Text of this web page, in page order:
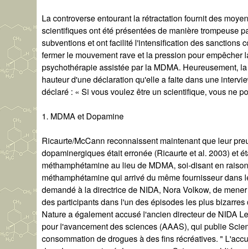
La controverse entourant la rétractation fournit des
scientifiques ont été présentées de manière trompeuse
subventions et ont facilité l'intensification des sanctions
fermer le mouvement rave et la pression pour
psychothérapie assistée par la MDMA. Heureusement,
hauteur d'une déclaration qu'elle a faite dans une
déclaré : « Si vous voulez être un scientifique, vous ne
1. MDMA et Dopamine
Ricaurte/McCann reconnaissent maintenant que leur
dopaminergiques était erronée (Ricaurte et al. 2003) et
méthamphétamine au lieu de MDMA, soi-disant en
méthamphétamine qui arrivé du même fournisseur
demandé à la directrice de NIDA, Nora Volkow, de
des participants dans l'un des épisodes les plus
Nature a également accusé l'ancien directeur de NIDA
pour l'avancement des sciences (AAAS), qui publie
consommation de drogues à des fins récréatives. "